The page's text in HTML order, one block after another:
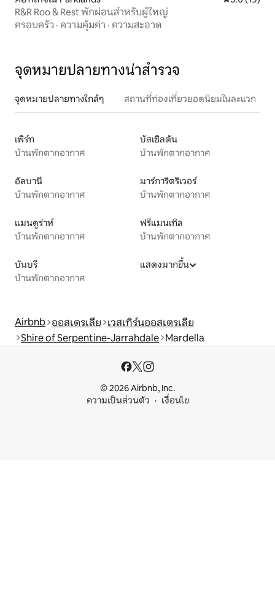
R&R Roo & Rest พักผ่อนสำหรับผู้ใหญ่
ครอบครัว · ความคุ้มค่า · ความสะอาด
จุดหมายปลายทางน่าสำรวจ
จุดหมายปลายทางใกล้ๆ สถานที่ท่องเที่ยวยอดนิยมในละแวก
เพิร์ท
บ้านพักตากอากาศ
บัสเซิลตัน
บ้านพักตากอากาศ
อัลบานี
บ้านพักตากอากาศ
มาร์การิตริเวอร์
บ้านพักตากอากาศ
แมนดูร่าห์
บ้านพักตากอากาศ
ฟรีแมนเทิล
บ้านพักตากอากาศ
บันบรี
บ้านพักตากอากาศ
แสดงมากขึ้น
Airbnb ออสเตรเลีย เวสเทิร์นออสเตรเลีย
Shire of Serpentine-Jarrahdale Mardella
© 2026 Airbnb, Inc.
ความเป็นส่วนตัว
เงื่อนไข